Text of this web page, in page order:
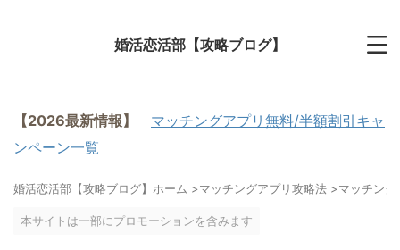
婚活恋活部【攻略ブログ】
【2026最新情報】
マッチングアプリ無料/半額割引キャ
ンペーン一覧
婚活恋活部【攻略ブログ】ホーム >マッチングアプリ攻略法 >マッチン
本サイトは一部にプロモーションを含みます